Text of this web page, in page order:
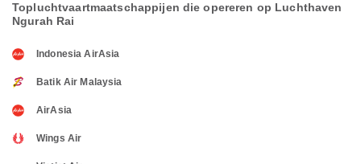
Topluchtvaartmaatschappijen die opereren op Luchthaven
Ngurah Rai
Indonesia AirAsia
Batik Air Malaysia
AirAsia
Wings Air